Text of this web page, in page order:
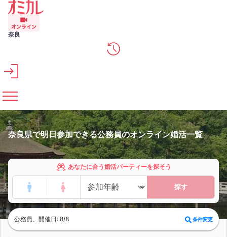
メインコンテンツへスキップ
奈良
奈良県で明日参加できる公務員のオンライン婚活一覧
あなたに合う婚活パーティーを探そう
探す
公務員、開催日: 8/8 条件変更